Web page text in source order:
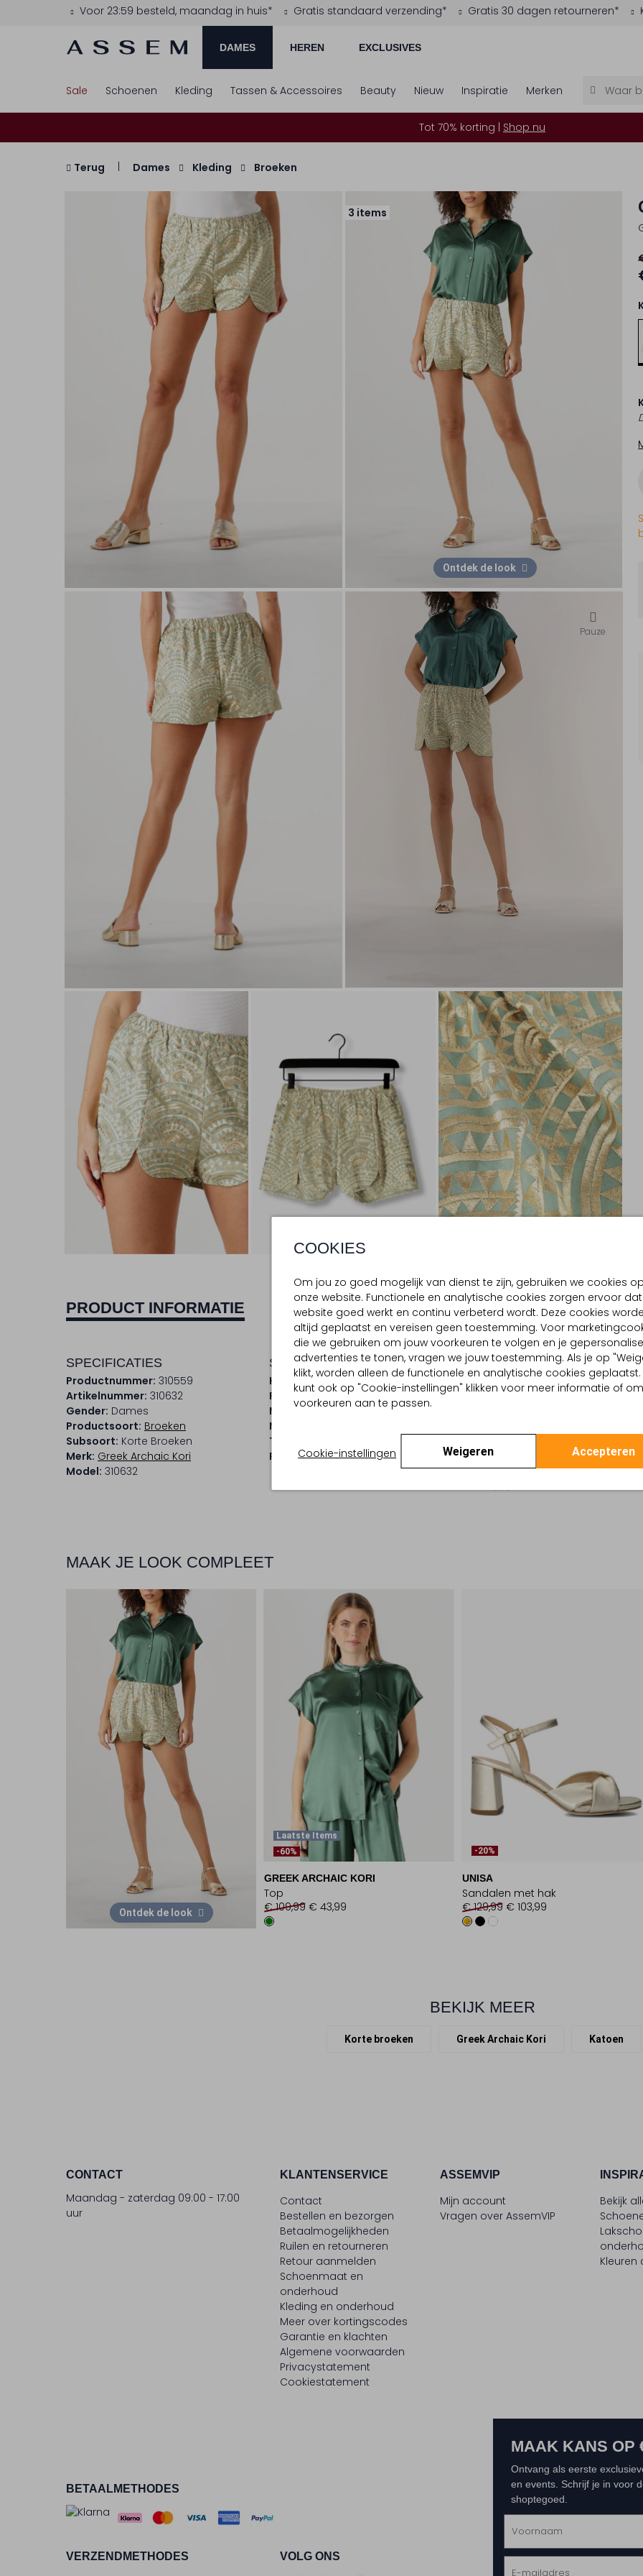
Voor 23:59 besteld, maandag in huis* Gratis standaard verzending* Gratis 30 dagen retourneren*
DAMES HEREN EXCLUSIVES
COOKIES
Om jou zo goed mogelijk van dienst te zijn, gebruiken we cookies
onze website. Functionele en analytische cookies zorgen ervoor
website goed werkt en continu verbeterd wordt. Deze cookies
altijd geplaatst en vereisen geen toestemming. Voor
die we gebruiken om jouw voorkeuren te volgen en je
advertenties te tonen, vragen we jouw toestemming. Als je op
klikt, worden alleen de functionele en analytische cookies geplaatst.
kunt ook op "Cookie-instellingen" klikken voor meer informatie of
voorkeuren aan te passen.
Cookie-instellingen Weigeren Accepteren
Sale Schoenen Kleding Tassen & Accessoires Beauty Nieuw Inspiratie Merken
Tot 70% korting | Shop nu
Terug Dames Kleding Broeken
3 items
Ontdek de look
Pauze
PRODUCT INFORMATIE BEZORGEN & RETOURNEREN
SPECIFICATIES
Productnummer: 310559
Artikelnummer: 310632
Gender: Dames
Productsoort: Broeken
Subsoort: Korte Broeken
Merk: Greek Archaic Kori
Model: 310632
SAMENSTELLING & PASVORM
Kleur: Groen
Patroon: Geprint
Materiaal: Katoen
Materiaalpercentages:
Taillehoogte:
Pasvorm: Straight
WASVOORSCHRIFTEN
Alleen handwassen
Kan niet in de
Gewone chemische
MAAK JE LOOK COMPLEET
Ontdek de look
Laatste Items
-60%
GREEK ARCHAIC KORI
Top
€ 109,99 € 43,99
-20%
UNISA
Sandalen met hak
€ 129,99 € 103,99
BEKIJK MEER
Korte broeken Greek Archaic Kori Katoen
CONTACT
Maandag - zaterdag 09:00 - 17:00
uur
KLANTENSERVICE
Contact
Bestellen en bezorgen
Betaalmogelijkheden
Ruilen en retourneren
Retour aanmelden
Schoenmaat en
onderhoud
Kleding en onderhoud
Meer over kortingscodes
Garantie en klachten
Algemene voorwaarden
Privacystatement
Cookiestatement
ASSEMVIP
Mijn account
Vragen over AssemVIP
Bekijk
BETAALMETHODES
VERZENDMETHODES VOLG ONS
MAAK KANS OP
Ontvang als eerste
en events. Schrijf je in voor
shoptegoed.